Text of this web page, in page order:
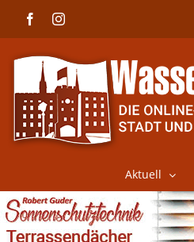
FacebookInstagram
Aktuell